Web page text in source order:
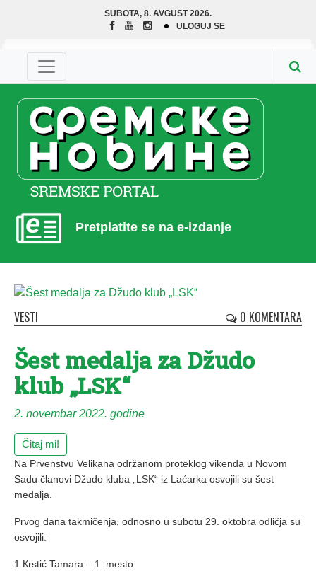
SUBOTA, 8. AVGUST 2026.
ULOGUJ SE
Pretplatite se na e-izdanje
VESTI 0 KOMENTARA
Šest medalja za Džudo
klub „LSK“
2. novembar 2022. godine
Čitaj mi!
Na Prvenstvu Velikana održanom proteklog vikenda u Novom
Sadu članovi Džudo kluba „LSK“ iz Laćarka osvojili su šest
medalja.
Prvog dana takmičenja, odnosno u subotu 29. oktobra odličja su
osvojili:
1.Кrstić Tamara – 1. mesto